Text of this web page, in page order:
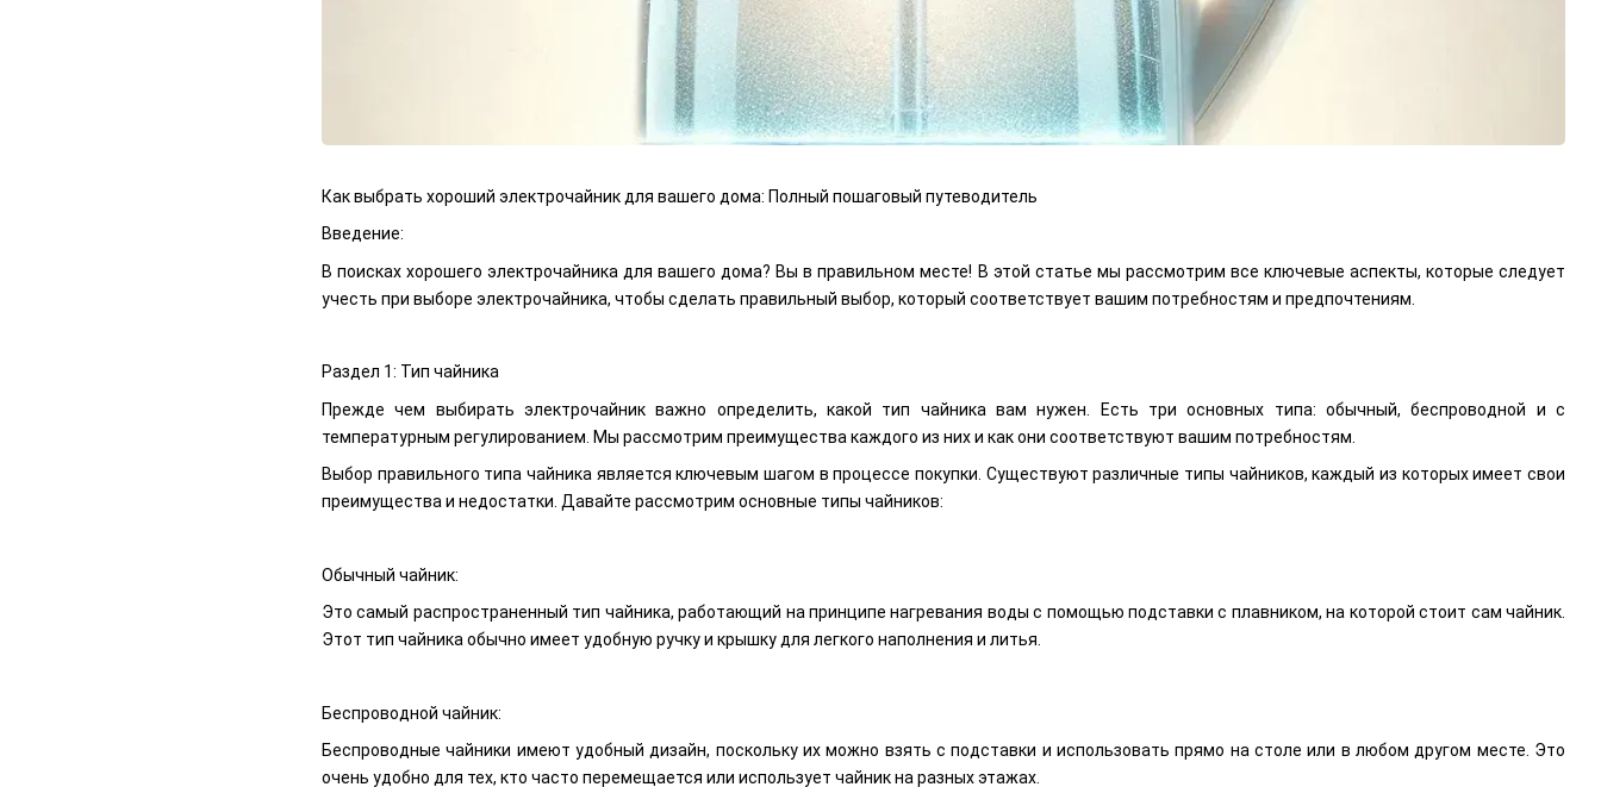
Как выбрать хороший электрочайник для вашего дома: Полный пошаговый путеводитель
Введение:
В поисках хорошего электрочайника для вашего дома? Вы в правильном месте! В этой статье мы рассмотрим все ключевые аспекты, которые следует
учесть при выборе электрочайника, чтобы сделать правильный выбор, который соответствует вашим потребностям и предпочтениям.
Раздел 1: Тип чайника
Прежде чем выбирать электрочайник важно определить, какой тип чайника вам нужен. Есть три основных типа: обычный, беспроводной и с
температурным регулированием. Мы рассмотрим преимущества каждого из них и как они соответствуют вашим потребностям.
Выбор правильного типа чайника является ключевым шагом в процессе покупки. Существуют различные типы чайников, каждый из которых имеет свои
преимущества и недостатки. Давайте рассмотрим основные типы чайников:
Обычный чайник:
Это самый распространенный тип чайника, работающий на принципе нагревания воды с помощью подставки с плавником, на которой стоит сам чайник.
Этот тип чайника обычно имеет удобную ручку и крышку для легкого наполнения и литья.
Беспроводной чайник:
Беспроводные чайники имеют удобный дизайн, поскольку их можно взять с подставки и использовать прямо на столе или в любом другом месте. Это
очень удобно для тех, кто часто перемещается или использует чайник на разных этажах.